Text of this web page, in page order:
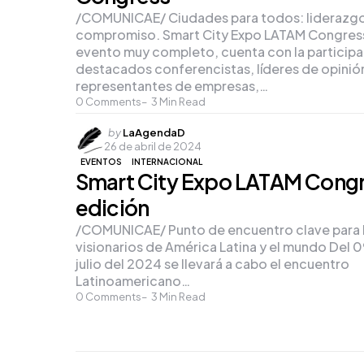
0 Comments 3 Min Read
/COMUNICAE/ Ciudades para todos:
compromiso. Smart City Expo LATAM
evento muy completo, cuenta con la
destacados conferencistas, líderes de
representantes de empresas,…
Posted
by
by LaAgendaD
26 de abril de 2024
EVENTOS INTERNACIONAL
Smart City Expo LATAM
edición
0 Comments 3 Min Read
/COMUNICAE/ Punto de encuentro clave para
visionarios de América Latina y el mundo Del
julio del 2024 se llevará a cabo el encuentro
Latinoamericano…